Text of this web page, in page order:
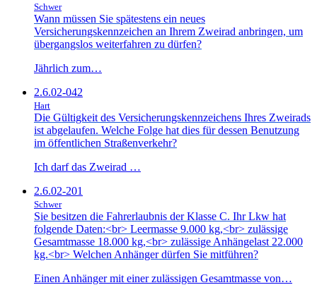
Schwer
Wann müssen Sie spätestens ein neues
Versicherungskennzeichen an Ihrem Zweirad anbringen, um
übergangslos weiterfahren zu dürfen?
Jährlich zum…
2.6.02-042
Hart
Die Gültigkeit des Versicherungskennzeichens Ihres Zweirads
ist abgelaufen. Welche Folge hat dies für dessen Benutzung
im öffentlichen Straßenverkehr?
Ich darf das Zweirad …
2.6.02-201
Schwer
Sie besitzen die Fahrerlaubnis der Klasse C. Ihr Lkw hat
folgende Daten:<br> Leermasse 9.000 kg,<br> zulässige
Gesamtmasse 18.000 kg,<br> zulässige Anhängelast 22.000
kg.<br> Welchen Anhänger dürfen Sie mitführen?
Einen Anhänger mit einer zulässigen Gesamtmasse von…